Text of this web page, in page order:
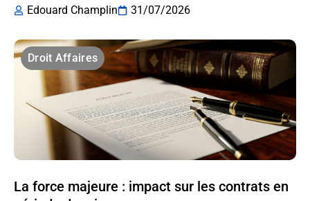
Edouard Champlin
31/07/2026
Droit Affaires
La force majeure : impact sur les contrats en